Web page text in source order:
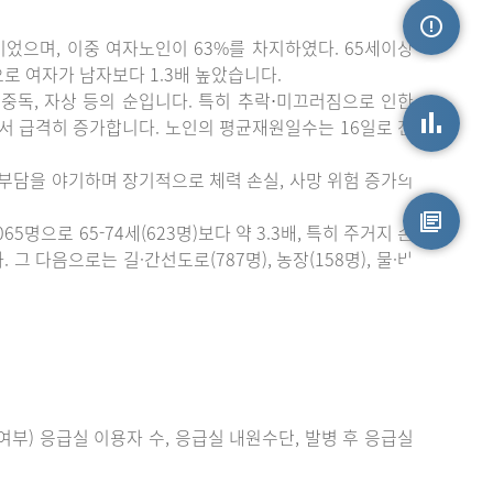
으며, 이중 여자노인이 63%를 차지하였다. 65세이상
여자가 남자보다 1.3배 높았습니다.
독, 자상 등의 순입니다. 특히 추락⋅미끄러짐으로 인한
격히 증가합니다. 노인의 평균재원일수는 16일로 전
을 야기하며 장기적으로 체력 손실, 사망 위험 증가의
명으로 65-74세(623명)보다 약 3.3배, 특히 주거지 손
다음으로는 길·간선도로(787명), 농장(158명), 물·바
) 응급실 이용자 수, 응급실 내원수단, 발병 후 응급실
원시자료